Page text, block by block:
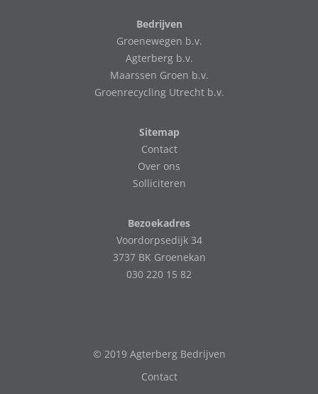
Bedrijven
Groenewegen b.v.
Agterberg b.v.
Maarssen Groen b.v.
Groenrecycling Utrecht b.v.
Sitemap
Contact
Over ons
Solliciteren
Bezoekadres
Voordorpsedijk 34
3737 BK Groenekan
030 220 15 82
© 2019 Agterberg Bedrijven
Contact